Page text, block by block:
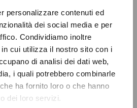
personalizzare contenuti ed
dei social media e per
Condividiamo inoltre
cui utilizza il nostro sito con i
di analisi dei dati web,
i quali potrebbero combinarle
ha fornito loro o che hanno
dei loro servizi.
di convergenza), ad
Unito e Danimarca che
“opt-out”. Per i Paesi già
non esiste al
per lasciare la valuta,
50 del Trattato per
Secondo un